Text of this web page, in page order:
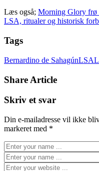
Læs også; Morning Glory frø
LSA, ritualer og historisk
Tags
Bernardino de SahagúnLSA
Share Article
Skriv et svar
Din e-mailadresse vil ikke
markeret med *